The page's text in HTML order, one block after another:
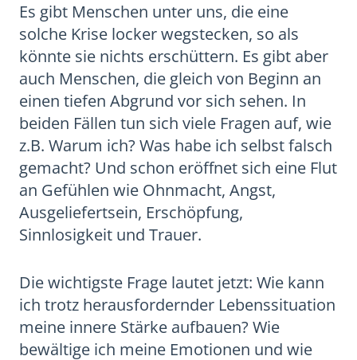
Es gibt Menschen unter uns, die eine
solche Krise locker wegstecken, so als
könnte sie nichts erschüttern. Es gibt aber
auch Menschen, die gleich von Beginn an
einen tiefen Abgrund vor sich sehen. In
beiden Fällen tun sich viele Fragen auf, wie
z.B. Warum ich? Was habe ich selbst falsch
gemacht? Und schon eröffnet sich eine Flut
an Gefühlen wie Ohnmacht, Angst,
Ausgeliefertsein, Erschöpfung,
Sinnlosigkeit und Trauer.
Die wichtigste Frage lautet jetzt: Wie kann
ich trotz herausfordernder Lebenssituation
meine innere Stärke aufbauen? Wie
bewältige ich meine Emotionen und wie